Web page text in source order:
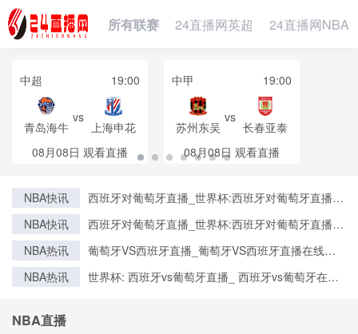
所有联赛 24直播网英超 24直播网NBA
中超 19:00
青岛海牛
vs
上海申花
08月08日 观看直播
中甲 19:00
苏州东吴
vs
长春亚泰
08月08日 观看直播
NBA快讯
西班牙对葡萄牙直播_世界杯:西班牙对葡萄牙直播免
清无插件
NBA快讯
西班牙对葡萄牙直播_世界杯:西班牙对葡萄牙直播免
清无插件
NBA热讯
葡萄牙VS西班牙直播_葡萄牙VS西班牙直播在线观
NBA热讯
世界杯: 西班牙vs葡萄牙直播_ 西班牙vs葡萄牙在线
NBA直播